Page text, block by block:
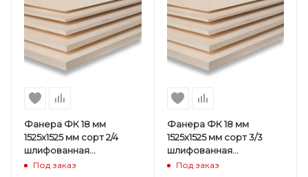
Фанера ФК 18 мм
1525х1525 мм сорт 2/4
шлифованная
березовая
Под заказ
Фанера ФК 18 мм
1525х1525 мм сорт 3/3
шлифованная
березовая
Под заказ